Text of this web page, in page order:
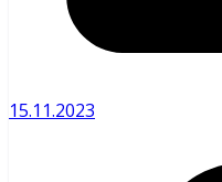
15.11.2023